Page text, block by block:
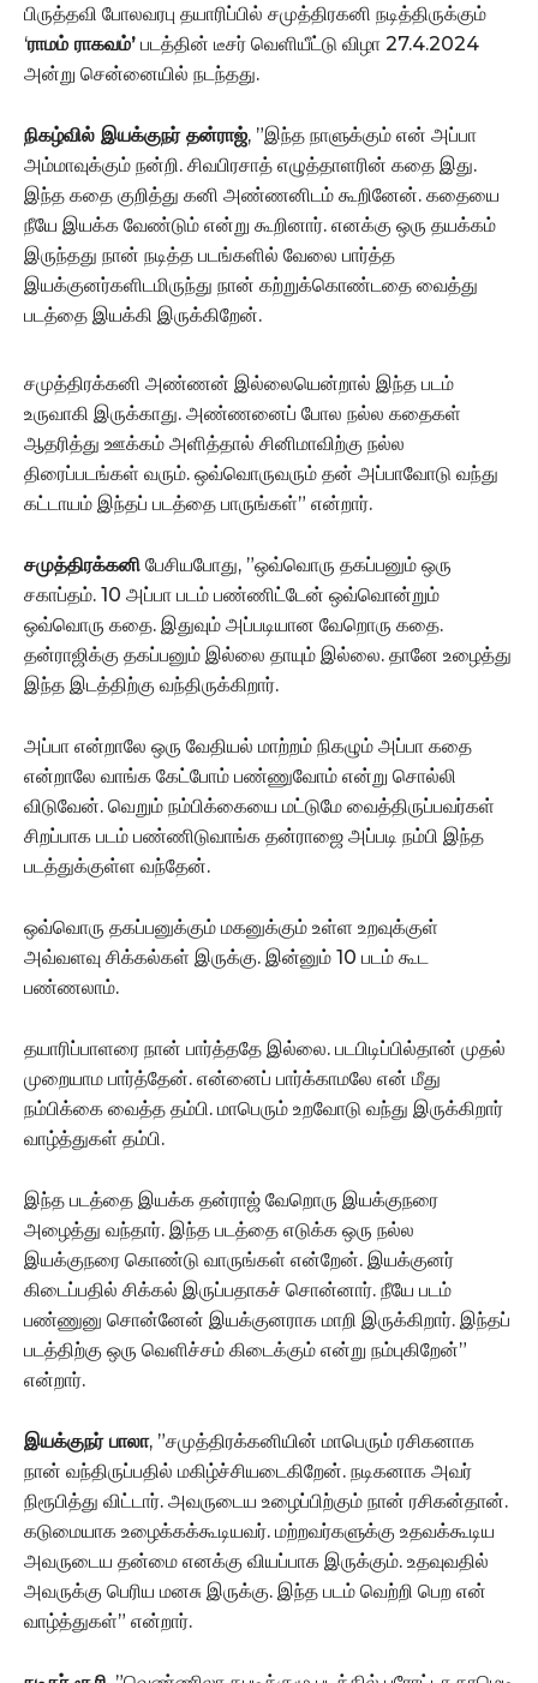
பிருத்தவி போலவரபு தயாரிப்பில் சமுத்திரகனி நடித்திருக்கும்
‘ராமம் ராகவம்’ படத்தின் டீசர் வெளியீட்டு விழா 27.4.2024
அன்று சென்னையில் நடந்தது.
நிகழ்வில் இயக்குநர் தன்ராஜ், ”இந்த நாளுக்கும் என் அப்பா
அம்மாவுக்கும் நன்றி. சிவபிரசாத் எழுத்தாளரின் கதை இது.
இந்த கதை குறித்து கனி அண்ணனிடம் கூறினேன். கதையை
நீயே இயக்க வேண்டும் என்று கூறினார். எனக்கு ஒரு தயக்கம்
இருந்தது நான் நடித்த படங்களில் வேலை பார்த்த
இயக்குனர்களிடமிருந்து நான் கற்றுக்கொண்டதை வைத்து
படத்தை இயக்கி இருக்கிறேன்.
சமுத்திரக்கனி அண்ணன் இல்லையென்றால் இந்த படம்
உருவாகி இருக்காது. அண்ணனைப் போல நல்ல கதைகள்
ஆதரித்து ஊக்கம் அளித்தால் சினிமாவிற்கு நல்ல
திரைப்படங்கள் வரும். ஒவ்வொருவரும் தன் அப்பாவோடு வந்து
கட்டாயம் இந்தப் படத்தை பாருங்கள்” என்றார்.
சமுத்திரக்கனி பேசியபோது, ”ஒவ்வொரு தகப்பனும் ஒரு
சகாப்தம். 10 அப்பா படம் பண்ணிட்டேன் ஒவ்வொன்றும்
ஒவ்வொரு கதை. இதுவும் அப்படியான வேறொரு கதை.
தன்ராஜிக்கு தகப்பனும் இல்லை தாயும் இல்லை. தானே உழைத்து
இந்த இடத்திற்கு வந்திருக்கிறார்.
அப்பா என்றாலே ஒரு வேதியல் மாற்றம் நிகழும் அப்பா கதை
என்றாலே வாங்க கேட்போம் பண்ணுவோம் என்று சொல்லி
விடுவேன். வெறும் நம்பிக்கையை மட்டுமே வைத்திருப்பவர்கள்
சிறப்பாக படம் பண்ணிடுவாங்க தன்ராஜை அப்படி நம்பி இந்த
படத்துக்குள்ள வந்தேன்.
ஒவ்வொரு தகப்பனுக்கும் மகனுக்கும் உள்ள உறவுக்குள்
அவ்வளவு சிக்கல்கள் இருக்கு. இன்னும் 10 படம் கூட
பண்ணலாம்.
தயாரிப்பாளரை நான் பார்த்ததே இல்லை. படபிடிப்பில்தான் முதல்
முறையாம பார்த்தேன். என்னைப் பார்க்காமலே என் மீது
நம்பிக்கை வைத்த தம்பி. மாபெரும் உறவோடு வந்து இருக்கிறார்
வாழ்த்துகள் தம்பி.
இந்த படத்தை இயக்க தன்ராஜ் வேறொரு இயக்குநரை
அழைத்து வந்தார். இந்த படத்தை எடுக்க ஒரு நல்ல
இயக்குநரை கொண்டு வாருங்கள் என்றேன். இயக்குனர்
கிடைப்பதில் சிக்கல் இருப்பதாகச் சொன்னார். நீயே படம்
பண்ணுனு சொன்னேன் இயக்குனராக மாறி இருக்கிறார். இந்தப்
படத்திற்கு ஒரு வெளிச்சம் கிடைக்கும் என்று நம்புகிறேன்”
என்றார்.
இயக்குநர் பாலா, ”சமுத்திரக்கனியின் மாபெரும் ரசிகனாக
நான் வந்திருப்பதில் மகிழ்ச்சியடைகிறேன். நடிகனாக அவர்
நிரூபித்து விட்டார். அவருடைய உழைப்பிற்கும் நான் ரசிகன்தான்.
கடுமையாக உழைக்கக்கூடியவர். மற்றவர்களுக்கு உதவக்கூடிய
அவருடைய தன்மை எனக்கு வியப்பாக இருக்கும். உதவுவதில்
அவருக்கு பெரிய மனசு இருக்கு. இந்த படம் வெற்றி பெற என்
வாழ்த்துகள்” என்றார்.